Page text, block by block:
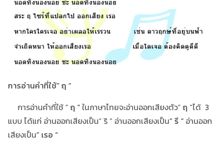
การอ่านคำที่ใช้” ฤ “
การอ่านคำที่ใช้ ” ฤ “ในภาษาไทยจะอ่านออกเสียงตัว” ฤ “ได้ 3
แบบ ได้แก่ อ่านออกเสียงเป็น” ริ ” อ่านออกเสียงเป็น” รึ “ อ่านออก
เสียงเป็น” เรอ “